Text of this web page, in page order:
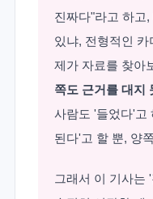
진짜다"라고 하고
있냐, 전형적인
제가 자료를 찾아
쪽도 근거를 대지
사람도 '들었다'고
된다'고 할 뿐, 양
그래서 이 기사는